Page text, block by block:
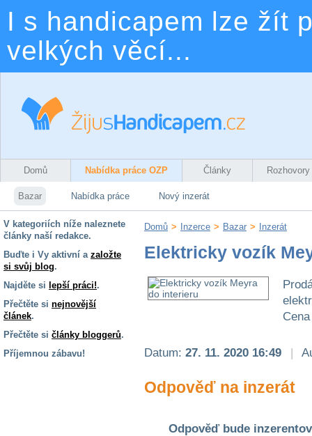
I s handicapem lze žít
velkých věcí...
Domů Nabídka práce OZP Články Rozhovory
Bazar Nabídka práce Nový inzerát
V kategoriích níže naleznete
články naší redakce.
Buďte i Vy aktivní a založte
si svůj blog.
Najděte si lepší práci!.
Přečtěte si nejnovější
článek.
Přečtěte si články bloggerů.
Příjemnou zábavu!
Domů > Inzerce > Bazar > Inzerát
Elektricky vozík
Datum: 27. 11. 2020 16:49 |
Odpověď na inzerát
Odpověď bude